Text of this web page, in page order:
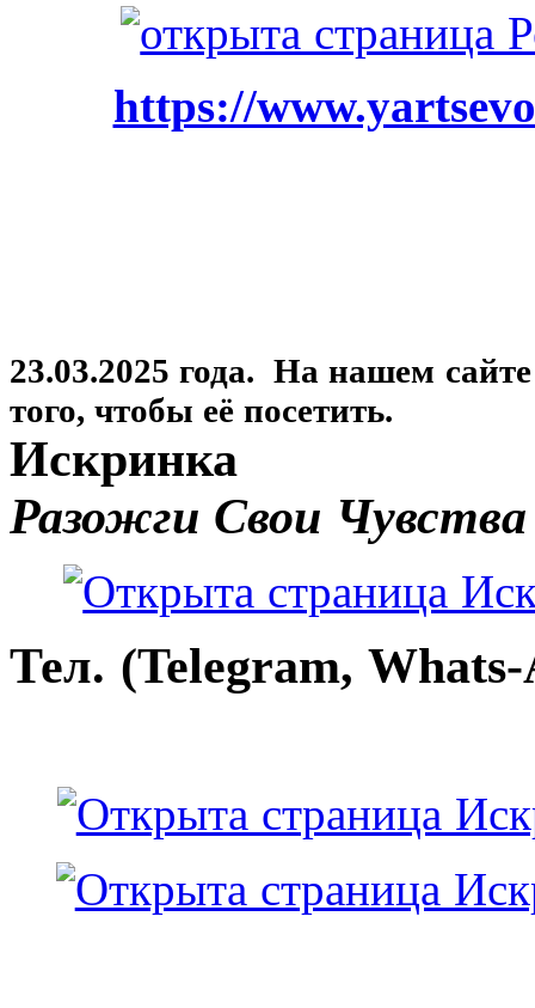
https://
23.03.2025 года. На нашем
того, чтобы её посетить.
Искринка
Разожги Свои Чувства
Тел. (Telegram,